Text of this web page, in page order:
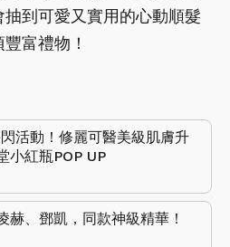
到可愛又實用的心動順髮
富禮物！
活動！修麗可醫美級肌膚升
小紅瓶POP UP
赫、鄧凱，同款神級精華！